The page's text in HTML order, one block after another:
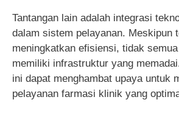
Tantangan lain adalah integrasi
dalam sistem pelayanan. Meskipun
meningkatkan efisiensi, tidak
memiliki infrastruktur yang
ini dapat menghambat upaya untuk
pelayanan farmasi klinik yang